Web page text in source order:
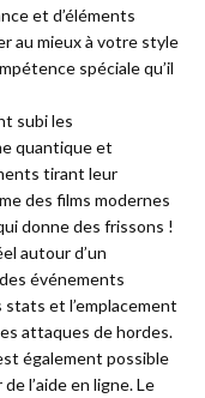
et d’éléments
au mieux à votre style
spéciale qu’il
subi les
quantique et
tirant leur
des films modernes
donne des frissons !
autour d’un
événements
et l’emplacement
attaques de hordes.
également possible
l’aide en ligne. Le